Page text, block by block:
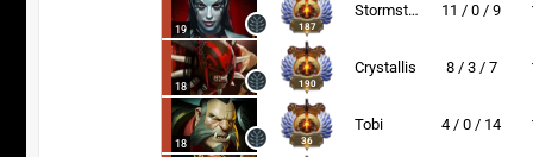
19 187
Stormstormer 11 / 0 / 9
18 190
Crystallis 8 / 3 / 7
18 36
Tobi 4 / 0 / 14